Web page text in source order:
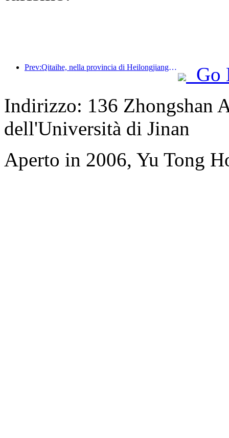
Prev:Qitaihe, nella provincia di Heilongjiang, ha emanato il primo regolamento nazionale sul settore del ghiaccio e della neve, incoraggiando l'integrazione dell'intelligenza artificiale negli sport su ghiaccio e neve.
Go
Indirizzo: 136 Zhongshan
dell'Università di Jinan
Aperto in 2006, Yu Tong